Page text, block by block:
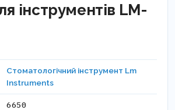
інструментів LM-
Стоматологічний інструмент Lm
Instruments
6650